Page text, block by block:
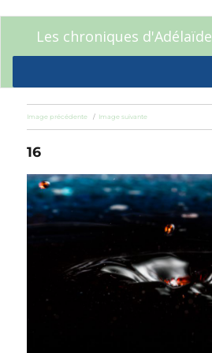
Les chroniques d'Adélaïde
Image précédente Image suivante
16